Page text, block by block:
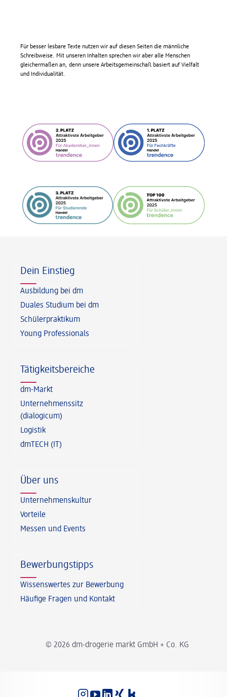
Für besser lesbare Texte nutzen wir auf diesen Seiten die männliche
Schreibweise. Mit unseren Inhalten sprechen wir aber alle Menschen
gleichermaßen an, denn unsere Arbeitsgemeinschaft basiert auf Vielfalt
und Individualität.
© 2026 dm-drogerie markt GmbH + Co. KG
Dein Einstieg
Ausbildung bei dm
Duales Studium bei dm
Schülerpraktikum
Young Professionals
Tätigkeitsbereiche
dm-Markt
Unternehmenssitz
(dialogicum)
Logistik
dmTECH (IT)
Über uns
Unternehmenskultur
Vorteile
Messen und Events
Bewerbungstipps
Wissenswertes zur Bewerbung
Häufige Fragen und Kontakt